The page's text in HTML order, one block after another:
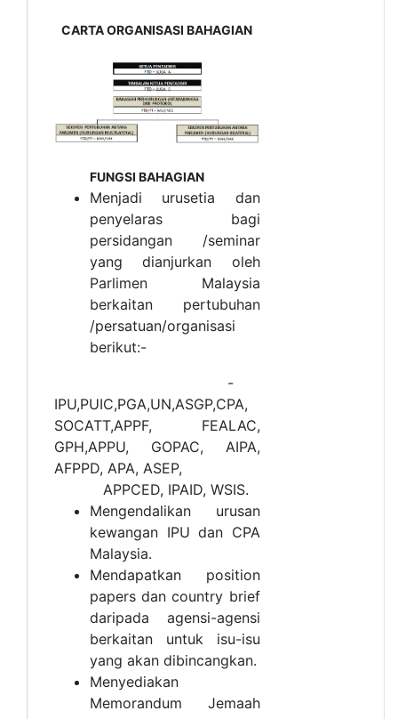
CARTA ORGANISASI BAHAGIAN
FUNGSI BAHAGIAN
Menjadi urusetia dan
penyelaras bagi
persidangan /seminar
yang dianjurkan oleh
Parlimen Malaysia
berkaitan pertubuhan
/persatuan/organisasi
berikut:-
-
IPU,PUIC,PGA,UN,ASGP,CPA,
SOCATT,APPF, FEALAC,
GPH,APPU, GOPAC, AIPA,
AFPPD, APA, ASEP,
APPCED, IPAID, WSIS.
Mengendalikan urusan
kewangan IPU dan CPA
Malaysia.
Mendapatkan position
papers dan country brief
daripada agensi-agensi
berkaitan untuk isu-isu
yang akan dibincangkan.
Menyediakan
Memorandum Jemaah